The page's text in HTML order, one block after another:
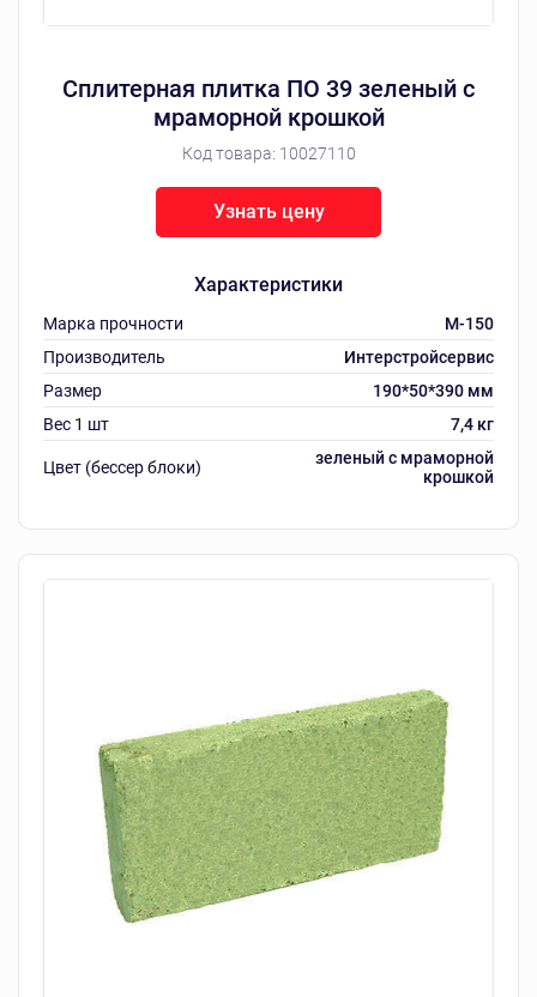
Сплитерная плитка ПО 39 зеленый с
мраморной крошкой
Код товара: 10027110
Характеристики
Марка прочности
M-150
Производитель
Интерстройсервис
Размер
190*50*390 мм
Вес 1 шт
7,4 кг
Цвет (бессер блоки)
зеленый с мраморной
крошкой
Узнать цену